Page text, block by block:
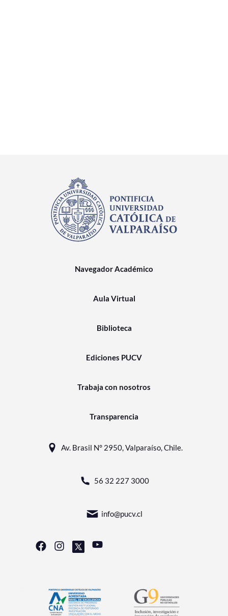
Navegador Académico
Aula Virtual
Biblioteca
Ediciones PUCV
Trabaja con nosotros
Transparencia
Av. Brasil N° 2950, Valparaíso, Chile.
56 32 227 3000
info@pucv.cl